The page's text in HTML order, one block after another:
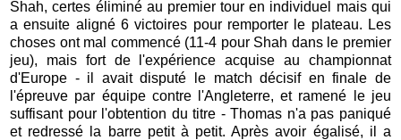
Shah, certes éliminé au premier tour en individuel mais qui
a ensuite aligné 6 victoires pour remporter le plateau. Les
choses ont mal commencé (11-4 pour Shah dans le premier
jeu), mais fort de l'expérience acquise au championnat
d'Europe - il avait disputé le match décisif en finale de
l'épreuve par équipe contre l'Angleterre, et ramené le jeu
suffisant pour l'obtention du titre - Thomas n'a pas paniqué
et redressé la barre petit à petit. Après avoir égalisé, il a